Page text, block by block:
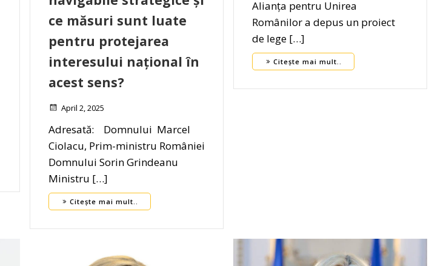
ce măsuri sunt luate
pentru protejarea
interesului național în
acest sens?
April 2, 2025
Adresată: Domnului Marcel
Ciolacu, Prim-ministru României
Domnului Sorin Grindeanu
Ministru […]
Citește mai mult..
Alianța pentru Unirea
Românilor a depus un proiect
de lege […]
Citește mai mult..